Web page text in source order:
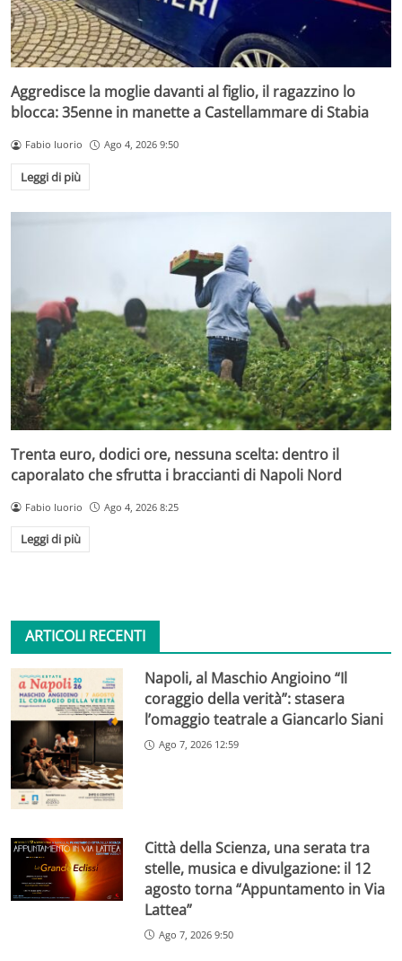
Aggredisce la moglie davanti al figlio, il ragazzino lo
blocca: 35enne in manette a Castellammare di Stabia
Fabio Iuorio Ago 4, 2026 9:50
Leggi di più
Trenta euro, dodici ore, nessuna scelta: dentro il
caporalato che sfrutta i braccianti di Napoli Nord
Fabio Iuorio Ago 4, 2026 8:25
Leggi di più
ARTICOLI RECENTI
Napoli, al Maschio Angioino “Il
coraggio della verità”: stasera
l’omaggio teatrale a Giancarlo Siani
Ago 7, 2026 12:59
Città della Scienza, una serata tra
stelle, musica e divulgazione: il 12
agosto torna “Appuntamento in Via
Lattea”
Ago 7, 2026 9:50